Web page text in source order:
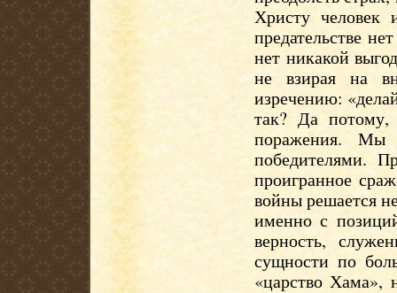
Христу человек
предательстве
нет никакой
не взирая на
изречению:
так? Да потому,
поражения.
победителями.
проигранное
войны решается
именно с
верность,
сущности по
«царство Хама»,